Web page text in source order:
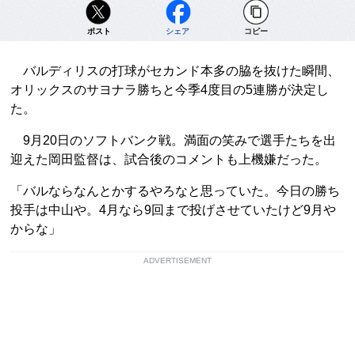
ポスト シェア コピー
バルディリスの打球がセカンド本多の脇を抜けた瞬間、
オリックスのサヨナラ勝ちと今季4度目の5連勝が決定し
た。
9月20日のソフトバンク戦。満面の笑みで選手たちを出
迎えた岡田監督は、試合後のコメントも上機嫌だった。
「バルならなんとかするやろなと思っていた。今日の勝ち
投手は中山や。4月なら9回まで投げさせていたけど9月や
からな」
ADVERTISEMENT